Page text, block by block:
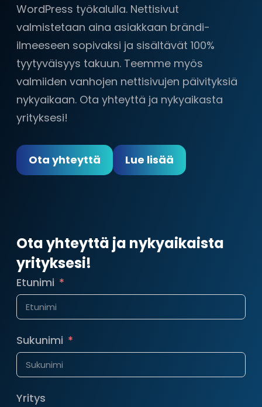
WordPress työkalulla. Nettisivut
valmistetaan aina asiakkaan brändi-
ilmeeseen sopivaksi ja sisältävät 100%
tyytyväisyys takuun. Teemme myös
valmiiden vanhojen nettisivujen päivityksiä
nykyaikaan. Ota yhteyttä ja nykyaikasta
yrityksesi!
Ota yhteyttä Lue lisää
Ota yhteyttä ja nykyaikaista
yrityksesi!
Etunimi
Sukunimi
Yritys